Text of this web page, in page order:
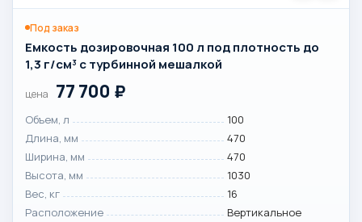
Под заказ
Емкость дозировочная 100 л под плотность до
1,3 г/см³ с турбинной мешалкой
цена 77 700 ₽
Объем, л
100
Длина, мм
470
Ширина, мм
470
Высота, мм
1030
Вес, кг
16
Расположение
Вертикальное